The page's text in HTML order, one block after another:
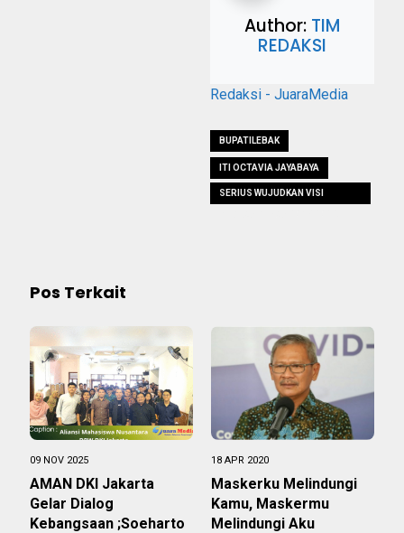
Author: TIM
REDAKSI
Redaksi - JuaraMedia
BUPATILEBAK
ITI OCTAVIA JAYABAYA
SERIUS WUJUDKAN VISI
Pos Terkait
09 NOV 2025
AMAN DKI Jakarta
Gelar Dialog
Kebangsaan ;Soeharto
18 APR 2020
Maskerku Melindungi
Kamu, Maskermu
Melindungi Aku